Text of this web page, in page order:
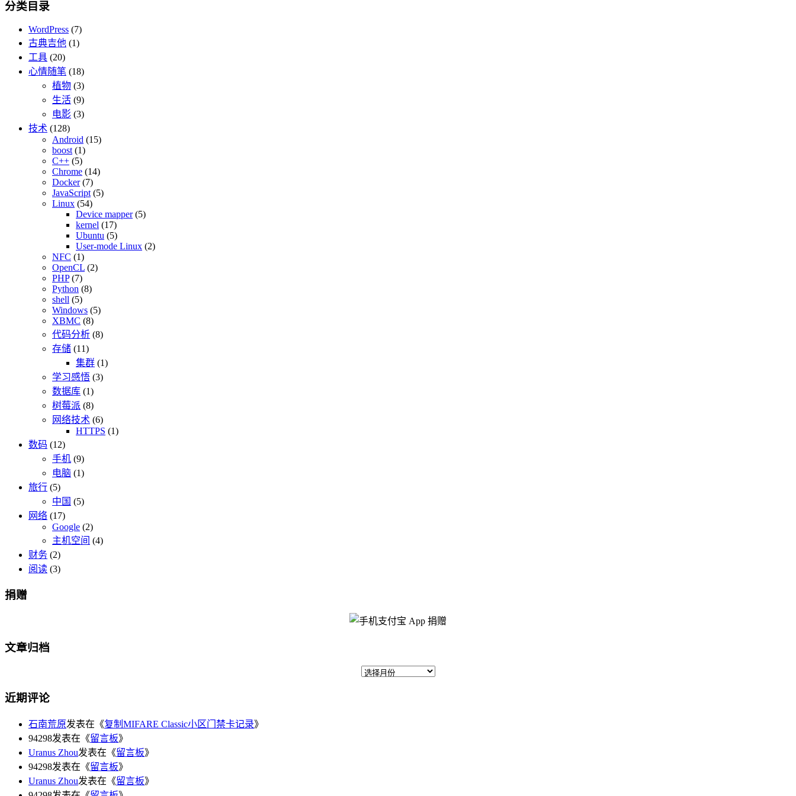
分类目录
WordPress (7)
古典吉他 (1)
工具 (20)
心情随笔 (18)
植物 (3)
生活 (9)
电影 (3)
技术 (128)
Android (15)
boost (1)
C++ (5)
Chrome (14)
Docker(7)
JavaScript (5)
Linux (54)
Device mapper(5)
kernel (17)
Ubuntu (5)
User-mode Linux (2)
NFC (1)
OpenCL (2)
PHP(7)
Python (8)
shell (5)
Windows (5)
XBMC (8)
代码分析 (8)
存储 (11)
集群 (1)
学习感悟 (3)
数据库 (1)
树莓派 (8)
网络技术 (6)
HTTPS (1)
数码 (12)
手机 (9)
电脑 (1)
旅行 (5)
中国 (5)
网络 (17)
Google (2)
主机空间 (4)
财务 (2)
阅读 (3)
捐赠
文章归档
近期评论
石南荒原发表在《复制MIFARE Classic小区门禁卡记录》
94298发表在《留言板》
Uranus Zhou发表在《留言板》
94298发表在《留言板》
Uranus Zhou发表在《留言板》